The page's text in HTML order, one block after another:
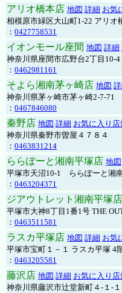
アリオ橋本店 地図 詳細 お気
相模原市緑区大山町1-22 アリオ
： 0427758531
イオンモール座間 地図 詳細
神奈川県座間市広野台2丁目
： 0462981161
そよら湘南茅ヶ崎店 地図
神奈川県茅ヶ崎市茅ヶ崎
： 0467846080
秦野店 地図 詳細 お気に入り
神奈川県秦野市曽屋４７８４
： 0463831214
ららぽーと湘南平塚店 地図
平塚市天沼10-1 ららぽーと湘
： 0463204371
ジアウトレット湘南平塚店
平塚市大神8丁目1番1号 THE
： 0463511581
ラスカ平塚店 地図 詳細 お気
平塚市宝町１－１ ラスカ平塚 4
： 0463205581
藤沢店 地図 詳細 お気に入り
神奈川県藤沢市辻堂新町４-１-１